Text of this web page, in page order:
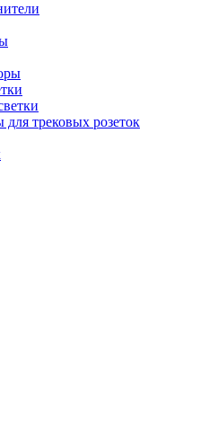
трековых розеток